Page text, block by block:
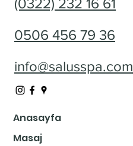
(0322) 232 16 61
info@salusspa.com
0506 456 79 36
Anasayfa
Masaj